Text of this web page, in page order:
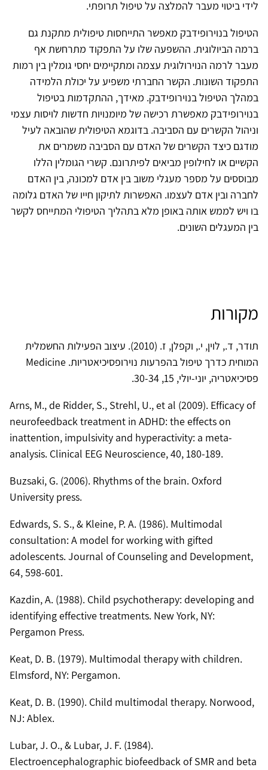
לידי ביטוי מעבר להמלצה על טיפול תרופתי.
הטיפול בנוירופידבק מאפשר התייחסות טיפולית מתקנת גם
ברמה הביולוגית. ההשפעה שלו על התפקוד מתרחשת אף
מעבר לרמה הנוירולוגית עצמה ומתקיימים יחסי גומלין בין רמות
התפקוד השונות. הקשר החברתי משפיע על יכולת הלמידה
במהלך הטיפול בנוירופידבק. מאידך, ההתקדמות בטיפול
בנוירופידבק מאפשרת רכישה של מיומנויות חדשות לויסות עצמי
וניהול הקשרים עם הסביבה. בדוגמא הטיפולית שהובאה לעיל
מודגם כיצד הקשרים של האדם עם הסביבה משמרים את
הקשיים או לחילופין מביאים לפיתרונם. קשרי הגומלין הללו
מבוססים על מספר מעגלי משוב בין אדם למכונה, בין האדם
לחברה ובין אדם לעצמו. האפשרות לתיקון חייו של האדם גלומה
בו ויש לממש אותה באופן מלא בתהליך הטיפולי המתייחס לקשר
בין המעגלים השונים.
מקורות
תודר, ד., לוין, י., וקפלן, ז. (2010). עיצוב הפעילות החשמלית
המוחית כדרך טיפול בהפרעות נוירופסיכיאטריות. Medicine
פסיכיאטריה, יוני-יולי, 15, 30-34.
Arns, M., de Ridder, S., Strehl, U., et al (2009). Efficacy of
neurofeedback treatment in ADHD: the effects on
inattention, impulsivity and hyperactivity: a meta-
analysis. Clinical EEG Neuroscience, 40, 180-189.
Buzsaki, G. (2006). Rhythms of the brain. Oxford
University press.
Edwards, S. S., & Kleine, P. A. (1986). Multimodal
consultation: A model for working with gifted
adolescents. Journal of Counseling and Development,
64, 598-601.
Kazdin, A. (1988). Child psychotherapy: developing and
identifying effective treatments. New York, NY:
Pergamon Press.
Keat, D. B. (1979). Multimodal therapy with children.
Elmsford, NY: Pergamon.
Keat, D. B. (1990). Child multimodal therapy. Norwood,
NJ: Ablex.
Lubar, J. O., & Lubar, J. F. (1984).
Electroencephalographic biofeedback of SMR and beta